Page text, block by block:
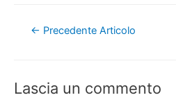
Navigazione
← Precedente Articolo
Lascia un commento